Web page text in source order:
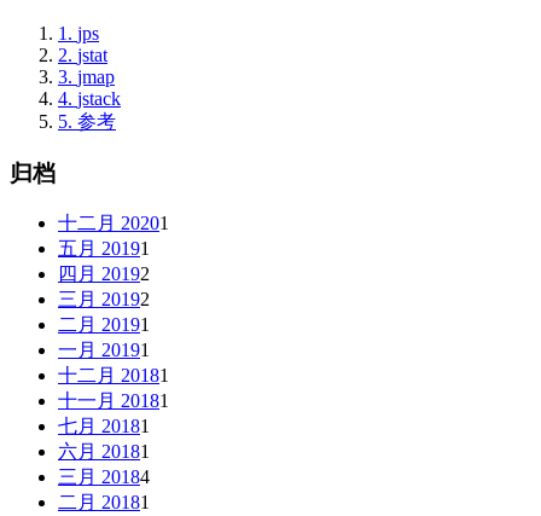
1. jps
2. jstat
3. jmap
4. jstack
5. 参考
归档
十二月 20201
五月 20191
四月 20192
三月 20192
二月 20191
一月 20191
十二月 20181
十一月 20181
七月 20181
六月 20181
三月 20184
二月 20181